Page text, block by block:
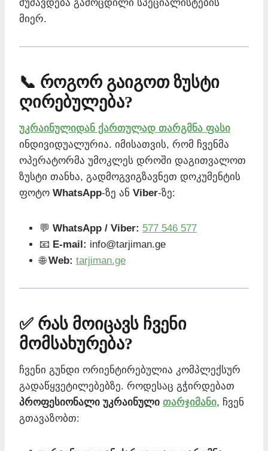
მუშავდება გამოცდილი სპეციალისტების
მიერ.
📞 როგორ გაიგოთ ზუსტი
ღირებულება?
უკრაინულიდან ქართულად თარგმნა ფასი
ინდივიდუალურია. იმისათვის, რომ ჩვენმა
ოპერატორმა უმოკლეს დროში დაგითვალოთ
ზუსტი თანხა, გადმოგვიგზავნეთ დოკუმენტის
ფოტო WhatsApp-ზე ან Viber-ზე:
💬 WhatsApp / Viber: 577 546 577
📧 E-mail: info@tarjiman.ge
🌐Web: tarjiman.ge
✅ რას მოიცავს ჩვენი
მომსახურება?
ჩვენი გუნდი ორიენტირებულია კომპლექსურ
გადაწყვეტილებებზე. როდესაც გჭირდებათ
პროფესიონალი უკრაინული თარჯიმანი, ჩვენ
გთავაზობთ: